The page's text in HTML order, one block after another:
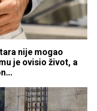
nije mogao
je ovisio život, a